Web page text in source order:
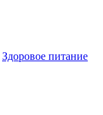
Здоровое питание